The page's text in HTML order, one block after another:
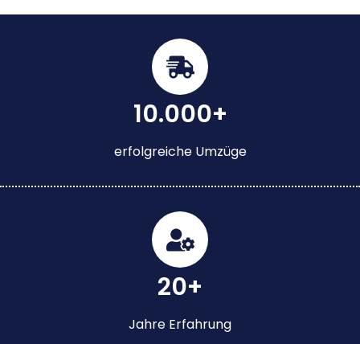
10.000+
erfolgreiche Umzüge
20+
Jahre Erfahrung